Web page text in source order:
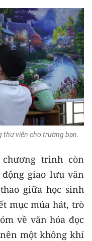
thư viện cho trường bạn.
trình còn
giao lưu văn
giữa học sinh
mục múa hát, trò
về văn hóa đọc
một không khí